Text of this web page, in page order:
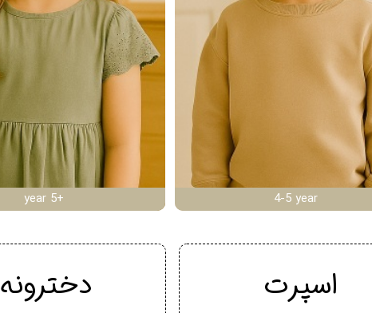
4-5 year
year 5+
اسپرت دخترونه